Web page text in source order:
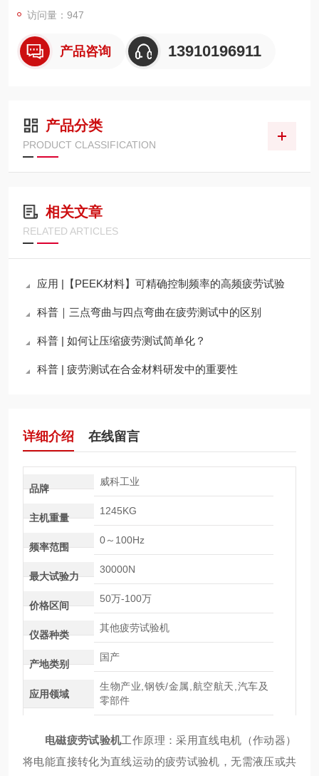
访问量：947
产品咨询 13910196911
产品分类
PRODUCT CLASSIFICATION
相关文章
RELATED ARTICLES
应用 |【PEEK材料】可精确控制频率的高频疲劳试验
科普｜三点弯曲与四点弯曲在疲劳测试中的区别
科普 | 如何让压缩疲劳测试简单化？
科普 | 疲劳测试在合金材料研发中的重要性
详细介绍 在线留言
品牌
威科工业
主机重量
1245KG
频率范围
0～100Hz
最大试验力
30000N
价格区间
50万-100万
仪器种类
其他疲劳试验机
产地类别
国产
应用领域
生物产业,钢铁/金属,航空航天,汽车及
零部件
电磁疲劳试验机工作原理：采用直线电机（作动器）
将电能直接转化为直线运动的疲劳试验机，无需液压或共